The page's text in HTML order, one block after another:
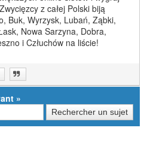
z całej Polski biją
Buk, Wyrzysk, Lubań, Ząbki,
Nowa Sarzyna, Dobra,
i Człuchów na liście!
»